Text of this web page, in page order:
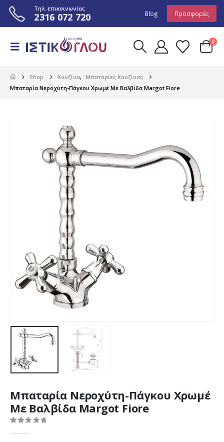
Τηλ. επικοινωνίας
2316 072 720 Blog Προσφορές
0
Shop Κουζίνα, Μπαταρίες Κουζίνας
Μπαταρία Νεροχύτη-Πάγκου Χρωμέ Με Βαλβίδα Margot Fiore
Μπαταρία Νεροχύτη-Πάγκου Χρωμέ
Με Βαλβίδα Margot Fiore